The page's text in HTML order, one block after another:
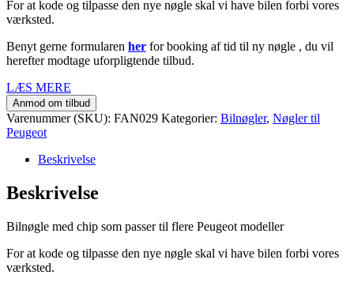
For at kode og tilpasse den nye nøgle skal vi have bilen forbi vores
værksted.
Benyt gerne formularen her for booking af tid til ny nøgle , du vil
herefter modtage uforpligtende tilbud.
LÆS MERE
Anmod om tilbud
Varenummer (SKU): FAN029 Kategorier: Bilnøgler, Nøgler til
Peugeot
Beskrivelse
Beskrivelse
Bilnøgle med chip som passer til flere Peugeot modeller
For at kode og tilpasse den nye nøgle skal vi have bilen forbi vores
værksted.